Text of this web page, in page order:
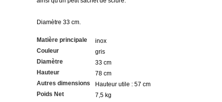
Diamètre 33 cm.
Matière principale
inox
Couleur
gris
Diamètre
33 cm
Hauteur
78 cm
Autres dimensions
Hauteur utile : 57 cm
Poids Net
7,5 kg